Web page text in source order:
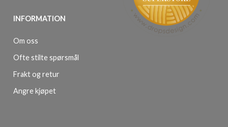
INFORMATION
Om oss
Ofte stilte spørsmål
Frakt og retur
Angre kjøpet